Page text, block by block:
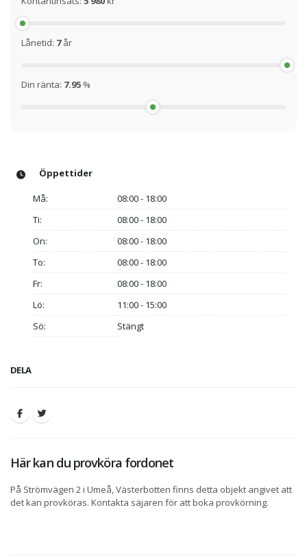
Lånetid: 7år
Din ränta: 7.95 %
Öppettider
Må:
08:00 - 18:00
Ti:
08:00 - 18:00
On:
08:00 - 18:00
To:
08:00 - 18:00
Fr:
08:00 - 18:00
Lö:
11:00 - 15:00
Sö:
Stängt
DELA
Här kan du provköra fordonet
På Strömvägen 2 i Umeå, Västerbotten finns detta objekt angivet att
det kan provköras. Kontakta säjaren för att boka provkörning.